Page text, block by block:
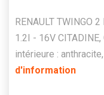
RENAULT TWINGO
1.2I - 16V
intérieure :
d'information